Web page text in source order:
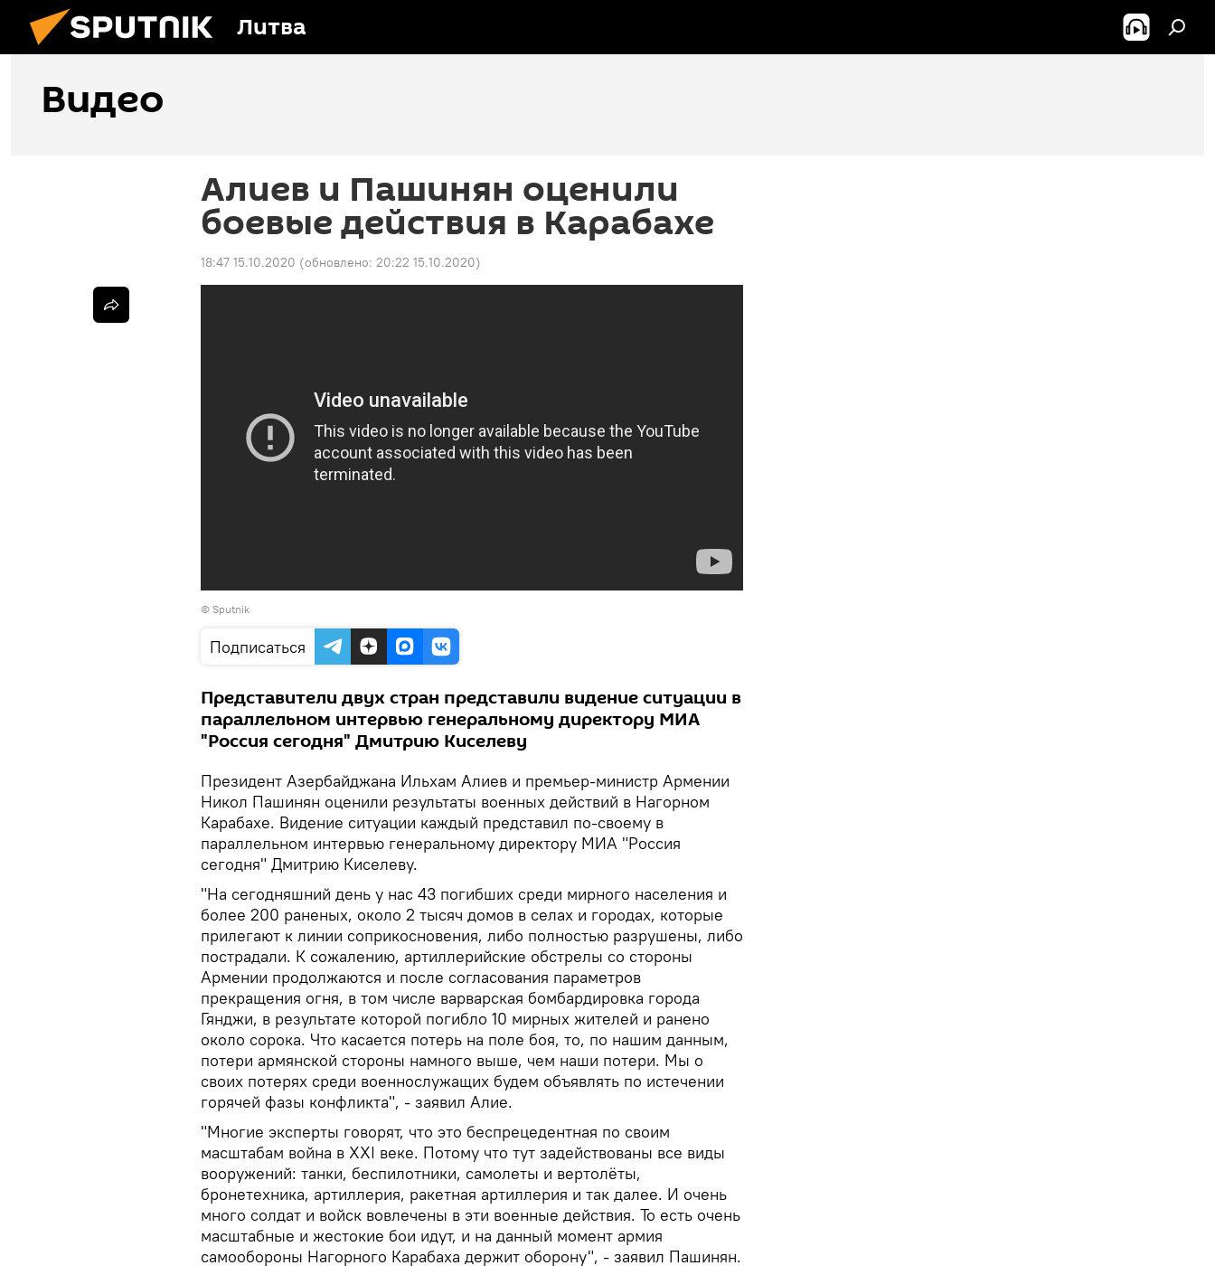
Литва
Видео
Алиев и Пашинян оценили
боевые действия в Карабахе
18:47 15.10.2020 (обновлено: 20:22 15.10.2020)
© Sputnik
Подписаться
Представители двух стран представили видение ситуации в
параллельном интервью генеральному директору МИА
"Россия сегодня" Дмитрию Киселеву
Президент Азербайджана Ильхам Алиев и премьер-министр Армении
Никол Пашинян оценили результаты военных действий в Нагорном
Карабахе. Видение ситуации каждый представил по-своему в
параллельном интервью генеральному директору МИА "Россия
сегодня" Дмитрию Киселеву.
"На сегодняшний день у нас 43 погибших среди мирного населения и
более 200 раненых, около 2 тысяч домов в селах и городах, которые
прилегают к линии соприкосновения, либо полностью разрушены, либо
пострадали. К сожалению, артиллерийские обстрелы со стороны
Армении продолжаются и после согласования параметров
прекращения огня, в том числе варварская бомбардировка города
Гянджи, в результате которой погибло 10 мирных жителей и ранено
около сорока. Что касается потерь на поле боя, то, по нашим данным,
потери армянской стороны намного выше, чем наши потери. Мы о
своих потерях среди военнослужащих будем объявлять по истечении
горячей фазы конфликта", - заявил Алие.
"Многие эксперты говорят, что это беспрецедентная по своим
масштабам война в XXI веке. Потому что тут задействованы все виды
вооружений: танки, беспилотники, самолеты и вертолёты,
бронетехника, артиллерия, ракетная артиллерия и так далее. И очень
много солдат и войск вовлечены в эти военные действия. То есть очень
масштабные и жестокие бои идут, и на данный момент армия
самообороны Нагорного Карабаха держит оборону", - заявил Пашинян.